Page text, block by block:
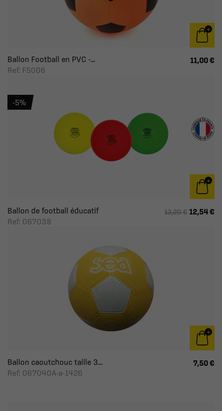
Ballon Football en PVC -...
Ref: F5006
11,00 €
Ballon de football éducatif
Ref: 067038
13,20 € 12,54 €
-5%
Ballon caoutchouc taille 3...
Ref: 067040A-a-1426
7,50 €